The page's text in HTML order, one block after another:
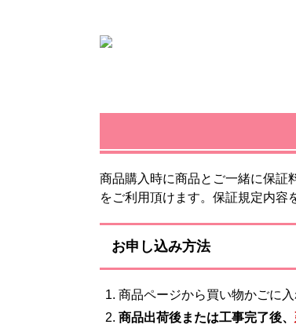
商品購入時に商品とご一緒に保証
をご利用頂けます。保証規定内容
お申し込み方法
商品ページから買い物かごに
商品出荷後または工事完了後、